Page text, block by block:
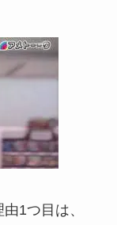
1つ目は、